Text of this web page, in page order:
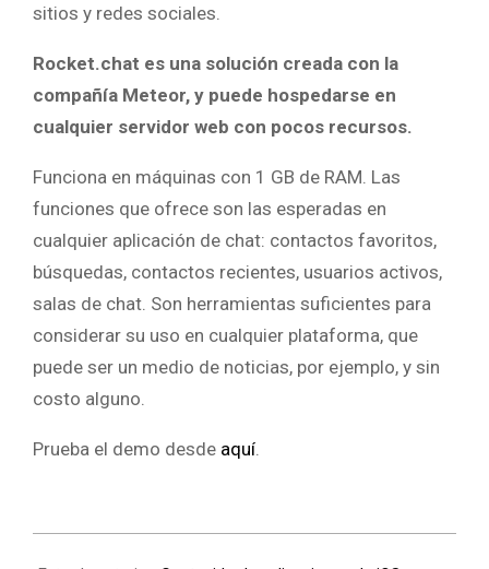
sitios y redes sociales.
Rocket.chat es una solución creada con la
compañía Meteor, y puede hospedarse en
cualquier servidor web con pocos recursos.
Funciona en máquinas con 1 GB de RAM. Las
funciones que ofrece son las esperadas en
cualquier aplicación de chat: contactos favoritos,
búsquedas, contactos recientes, usuarios activos,
salas de chat. Son herramientas suficientes para
considerar su uso en cualquier plataforma, que
puede ser un medio de noticias, por ejemplo, y sin
costo alguno.
Prueba el demo desde aquí